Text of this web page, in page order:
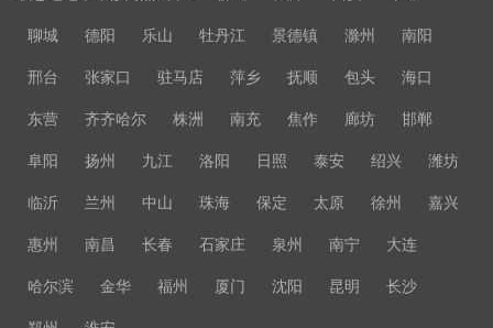
聊城 德阳 乐山 牡丹江 景德镇 滁州 南阳
邢台 张家口 驻马店 萍乡 抚顺 包头 海口
东营 齐齐哈尔 株洲 南充 焦作 廊坊 邯郸
阜阳 扬州 九江 洛阳 日照 泰安 绍兴 潍坊
临沂 兰州 中山 珠海 保定 太原 徐州 嘉兴
惠州 南昌 长春 石家庄 泉州 南宁 大连
哈尔滨 金华 福州 厦门 沈阳 昆明 长沙